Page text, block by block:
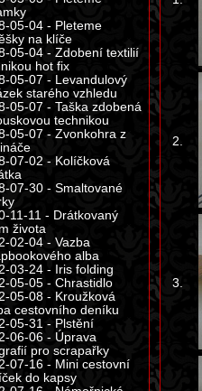
2.
3.
05-04 - Pleteme
na klíče
05-04 - Zdobení textilií
hot fix
05-07 - Levandulový
starého vzhledu
05-07 - Taška zdobená
technikou
05-07 - Zvonkohra z
07-02 - Kolíčková
07-30 - Smaltované
11-11 - Drátkovaný
života
02-04 - Vazba
alba
03-24 - Iris folding
05-05 - Chrastidlo
05-08 - Kroužková
cestovního deníku
05-31 - Plstění
06-06 - Úprava
pro scrapařky
07-16 - Mini cestovní
do kapsy